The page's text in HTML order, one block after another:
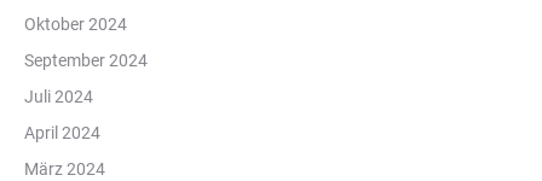
Oktober 2024
September 2024
Juli 2024
April 2024
März 2024